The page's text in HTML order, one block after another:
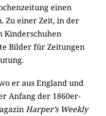
einen
Zu einer Zeit, in der
Kinderschuhen
Bilder für Zeitungen
er aus England und
Anfang der 1860er-
Harper’s Weekly